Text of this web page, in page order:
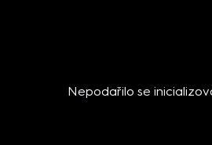
Nepodařilo se